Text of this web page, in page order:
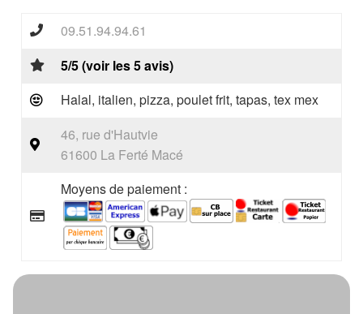
09.51.94.94.61
5/5 (voir les 5 avis)
Halal, italien, pizza, poulet frit, tapas, tex mex
46, rue d'Hautvie
61600 La Ferté Macé
Moyens de paiement :